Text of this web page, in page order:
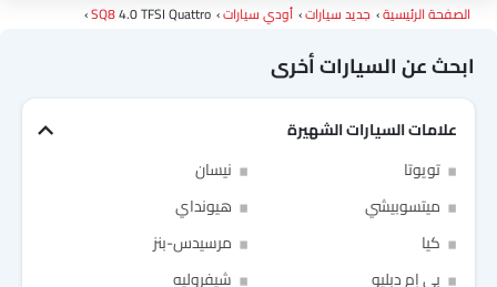
الصفحة الرئيسية جديد سيارات أودي سيارات SQ84.0 TFSI Quattro
ابحث عن السيارات أخرى
علامات السيارات الشهيرة
تويوتا
نيسان
ميتسوبيشي
هيونداي
كيا
مرسيدس-بنز
بي إم دبليو
شيفروليه
Link Your Facebook Account